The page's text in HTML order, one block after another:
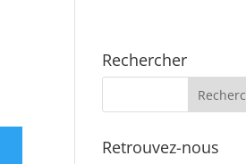
Rechercher
Retrouvez-nous